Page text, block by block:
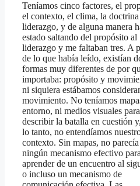
Teníamos cinco factores, el
el contexto, el clima, la
liderazgo, y de alguna manera
estado saltando del propósito al
liderazgo y me faltaban tres. A
de lo que había leído, existían
formas muy diferentes de por
importaba: propósito y
ni siquiera estábamos
movimiento. No teníamos
entorno, ni medios visuales para
describir la batalla en cuestión
lo tanto, no entendíamos
contexto. Sin mapas, no
ningún mecanismo efectivo para
aprender de un encuentro al
o incluso un mecanismo de